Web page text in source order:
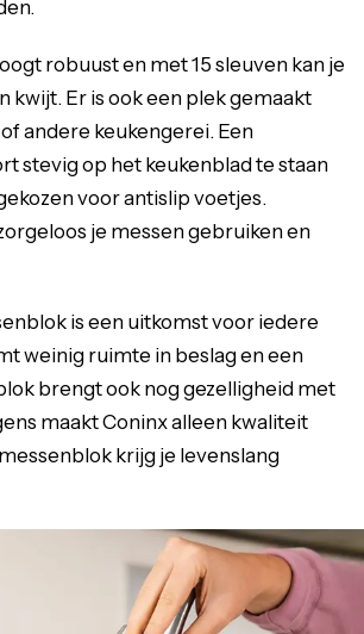
robuust en met 15 sleuven kan je
kwijt. Er is ook een plek gemaakt
andere keukengerei. Een
stevig op het keukenblad te staan
voor antislip voetjes.
je messen gebruiken en
is een uitkomst voor iedere
weinig ruimte in beslag en een
brengt ook nog gezelligheid met
maakt Coninx alleen kwaliteit
krijg je levenslang